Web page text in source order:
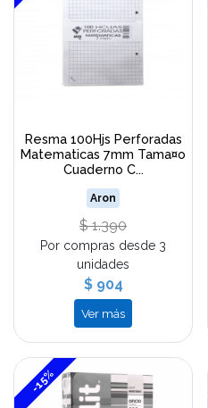
Resma 100Hjs Perforadas
Matematicas 7mm Tama¤o
Cuaderno C...
Aron
$ 1.390
Por compras desde 3
unidades
$ 904
Ver más
-15%